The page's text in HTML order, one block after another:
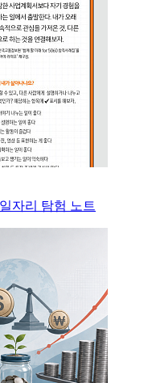
자리 탐험 노트